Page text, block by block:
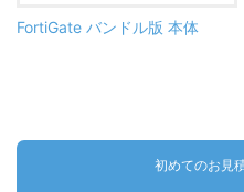
FortiGate バンドル版 本体
初めてのお見